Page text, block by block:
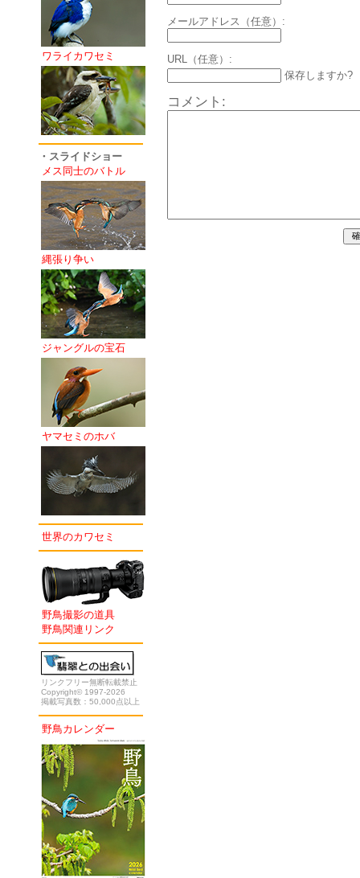
ワライカワセミ
・スライドショー
メス同士のバトル
縄張り争い
ジャングルの宝石
ヤマセミのホバ
世界のカワセミ
野鳥撮影の道具
野鳥関連リンク
リンクフリー無断転載禁止
Copyright© 1997-2026
掲載写真数：50,000点以上
野鳥カレンダー
メールアドレス（任意）:
URL（任意）:
保存しますか?
コメント: